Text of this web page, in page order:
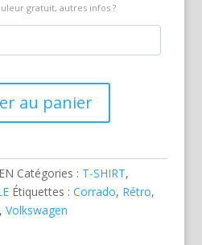
gratuit, autres infos ?
au panier
Catégories : T-SHIRT,
Étiquettes : Corrado, Rétro,
, Volkswagen